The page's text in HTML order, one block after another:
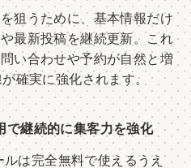
狙うために、基本情報だけ
最新投稿を継続更新。これ
い合わせや予約が自然と増
確実に強化されます。
で継続的に集客力を強化
は完全無料で使えるうえ